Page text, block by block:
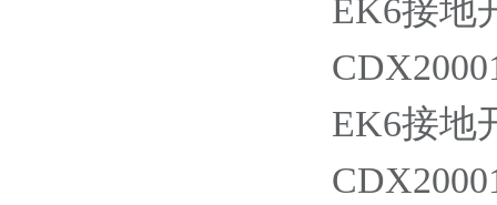
EK6接地
EK6接地